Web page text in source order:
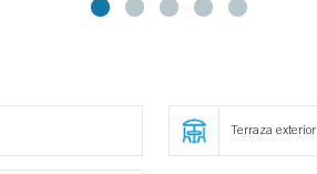
Terraza exterior